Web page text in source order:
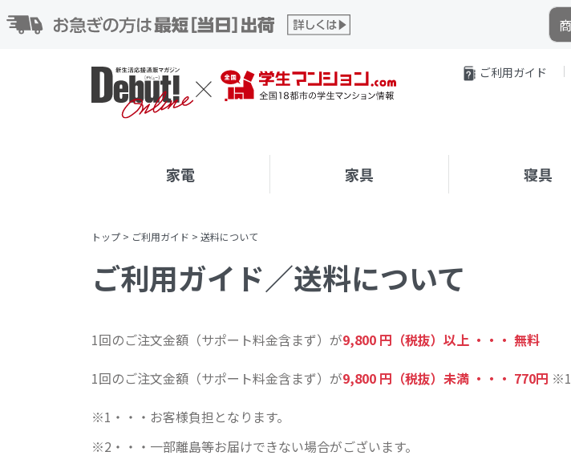
ご利用ガイド
家電 家具 寝具
トップ > ご利用ガイド > 送料について
ご利用ガイド／送料について
1回のご注文金額（サポート料金含まず）が9,800 円（税抜）以上 ・・・ 無料
1回のご注文金額（サポート料金含まず）が9,800 円（税抜）未満 ・・・ 770円 ※1
1・・・お客様負担となります。
2・・・一部離島等お届けできない場合がございます。